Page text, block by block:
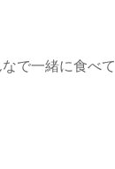
で一緒に食べて